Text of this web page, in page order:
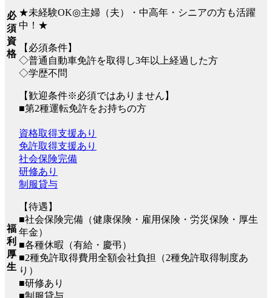
必
須
資
格
★未経験OK◎主婦（夫）・中高年・シニアの方も活躍
中！★
【必須条件】
◇普通自動車免許を取得し3年以上経過した方
◇学歴不問
【歓迎条件※必須ではありません】
■第2種運転免許をお持ちの方
福
利
厚
生
資格取得支援あり
免許取得支援あり
社会保険完備
研修あり
制服貸与
【待遇】
■社会保険完備（健康保険・雇用保険・労災保険・厚生
年金）
■各種休暇（有給・慶弔）
■2種免許取得費用全額会社負担（2種免許取得制度あ
り）
■研修あり
■制服貸与